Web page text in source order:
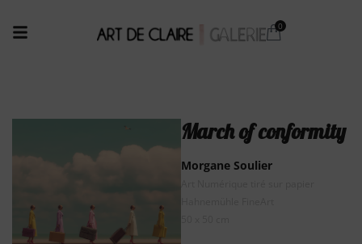
March of conformity
Morgane Soulier